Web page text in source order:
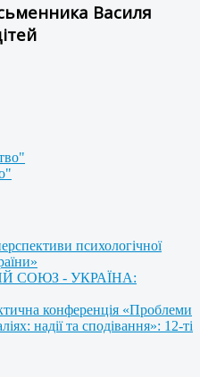
Василя
психологічної
СОЮЗ - УКРАЇНА:
конференція «Проблеми
надії та сподівання»: 12-ті